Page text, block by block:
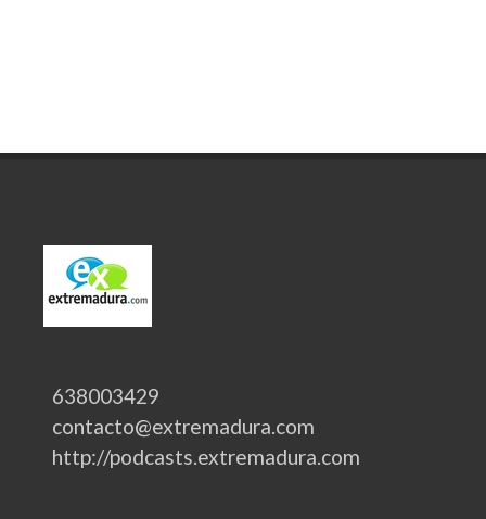
638003429
contacto@extremadura.com
http://podcasts.extremadura.com